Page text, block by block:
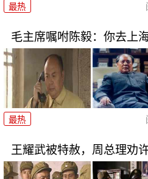
最热
毛主席嘱咐陈毅：你去上
最热
王耀武被特赦，周总理劝